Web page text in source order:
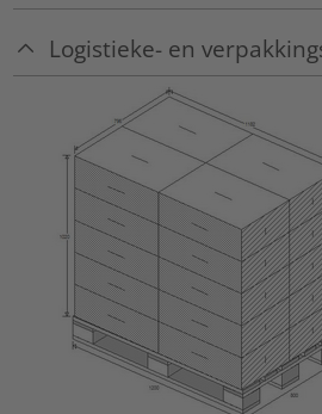
Logistieke- en